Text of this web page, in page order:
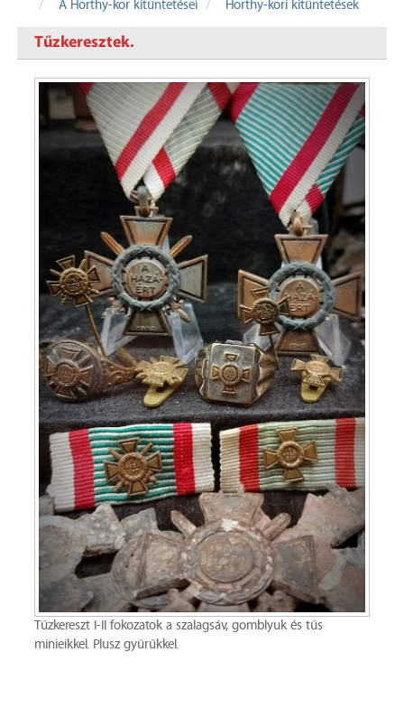
A Horthy-kor kitüntetései
Horthy-kori kitüntetések
Tűzkeresztek.
Tűzkereszt I-II fokozatok a szalagsáv, gomblyuk és tűs
minieikkel. Plusz gyűrűkkel.